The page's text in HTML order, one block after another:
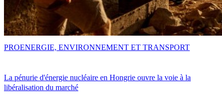
La pénurie d'énergie nucléaire en Hongrie ouvre la voie à la
libéralisation du marché
PROENERGIE, ENVIRONNEMENT ET TRANSPORT